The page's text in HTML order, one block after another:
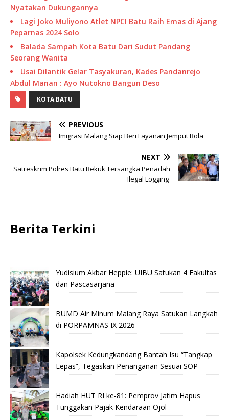
Nyatakan Dukungannya
Lagi Joko Muliyono Atlet NPCI Batu Raih Emas di Ajang
Peparnas 2024 Solo
Balada Sampah Kota Batu Dari Sudut Pandang
Seorang Wanita
Usai Dilantik Gelar Tasyakuran, Kades Pandanrejo
Abdul Manan : Ayo Nutokno Bangun Deso
KOTA BATU
PREVIOUS
Imigrasi Malang Siap Beri Layanan Jemput Bola
NEXT
Satreskrim Polres Batu Bekuk Tersangka Penadah
Ilegal Logging
Berita Terkini
Yudisium Akbar Heppie: UIBU Satukan 4 Fakultas
dan Pascasarjana
BUMD Air Minum Malang Raya Satukan Langkah
di PORPAMNAS IX 2026
Kapolsek Kedungkandang Bantah Isu “Tangkap
Lepas”, Tegaskan Penanganan Sesuai SOP
Hadiah HUT RI ke-81: Pemprov Jatim Hapus
Tunggakan Pajak Kendaraan Ojol